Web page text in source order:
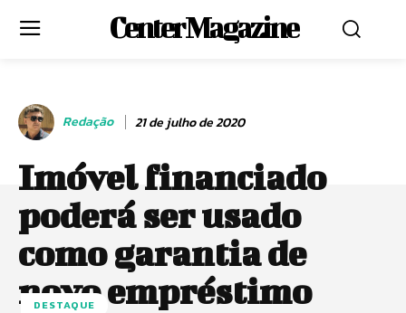
Center Magazine
Redação 21 de julho de 2020
Imóvel financiado
poderá ser usado
como garantia de
novo empréstimo
DESTAQUE